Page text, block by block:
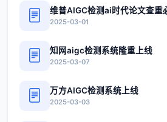
维普AIGC检测ai时代论文查重
2025-03-01
知网aigc检测系统隆重上线
2025-03-07
万方AIGC检测系统上线
2025-03-03